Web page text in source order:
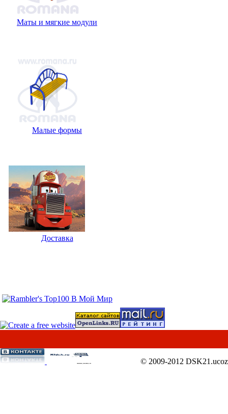
Маты и мягкие модули
Малые формы
Доставка
В Мой Мир
© 2009-2012